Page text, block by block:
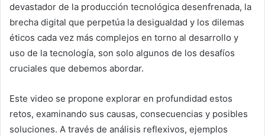
devastador de la producción tecnológica desenfrenada, la
brecha digital que perpetúa la desigualdad y los dilemas
éticos cada vez más complejos en torno al desarrollo y
uso de la tecnología, son solo algunos de los desafíos
cruciales que debemos abordar.
Este video se propone explorar en profundidad estos
retos, examinando sus causas, consecuencias y posibles
soluciones. A través de análisis reflexivos, ejemplos